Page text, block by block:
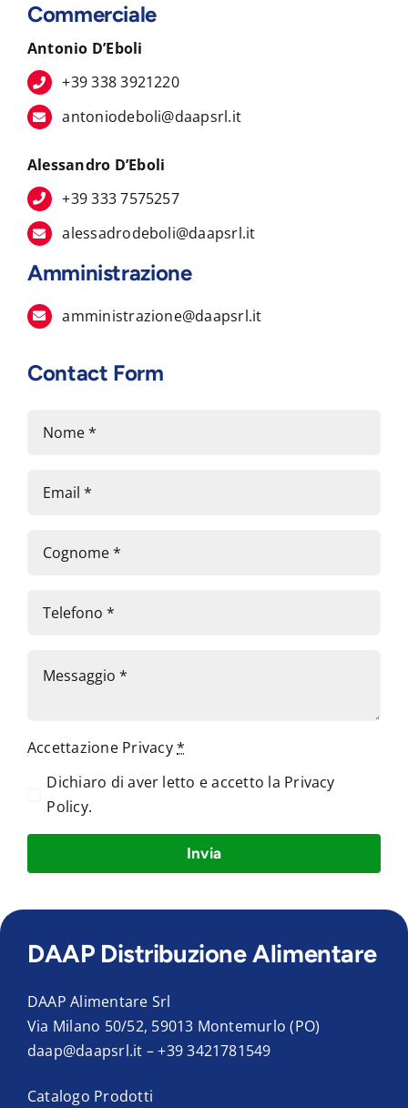
Commerciale
Antonio D’Eboli
+39 338 3921220
antoniodeboli@daapsrl.it
Alessandro D’Eboli
+39 333 7575257
alessadrodeboli@daapsrl.it
Amministrazione
amministrazione@daapsrl.it
Contact Form
Accettazione Privacy*
Dichiaro di aver letto e accetto la Privacy
Policy.
Invia
DAAP Distribuzione Alimentare
DAAP Alimentare Srl
Via Milano 50/52, 59013 Montemurlo (PO)
daap@daapsrl.it –+39 3421781549
Catalogo Prodotti